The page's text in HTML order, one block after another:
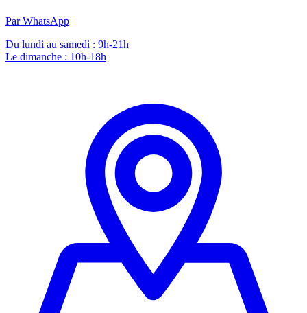
Par WhatsApp
Du lundi au samedi : 9h-21h
Le dimanche : 10h-18h